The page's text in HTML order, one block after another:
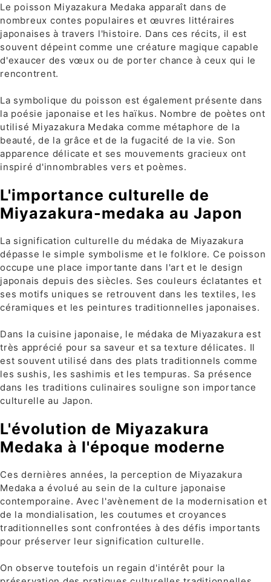
Le poisson Miyazakura Medaka apparaît dans de
nombreux contes populaires et œuvres littéraires
japonaises à travers l'histoire. Dans ces récits, il est
souvent dépeint comme une créature magique capable
d'exaucer des vœux ou de porter chance à ceux qui le
rencontrent.
La symbolique du poisson est également présente dans
la poésie japonaise et les haïkus. Nombre de poètes ont
utilisé Miyazakura Medaka comme métaphore de la
beauté, de la grâce et de la fugacité de la vie. Son
apparence délicate et ses mouvements gracieux ont
inspiré d'innombrables vers et poèmes.
L'importance culturelle de
Miyazakura-medaka au Japon
La signification culturelle du médaka de Miyazakura
dépasse le simple symbolisme et le folklore. Ce poisson
occupe une place importante dans l'art et le design
japonais depuis des siècles. Ses couleurs éclatantes et
ses motifs uniques se retrouvent dans les textiles, les
céramiques et les peintures traditionnelles japonaises.
Dans la cuisine japonaise, le médaka de Miyazakura est
très apprécié pour sa saveur et sa texture délicates. Il
est souvent utilisé dans des plats traditionnels comme
les sushis, les sashimis et les tempuras. Sa présence
dans les traditions culinaires souligne son importance
culturelle au Japon.
L'évolution de Miyazakura
Medaka à l'époque moderne
Ces dernières années, la perception de Miyazakura
Medaka a évolué au sein de la culture japonaise
contemporaine. Avec l'avènement de la modernisation et
de la mondialisation, les coutumes et croyances
traditionnelles sont confrontées à des défis importants
pour préserver leur signification culturelle.
On observe toutefois un regain d'intérêt pour la